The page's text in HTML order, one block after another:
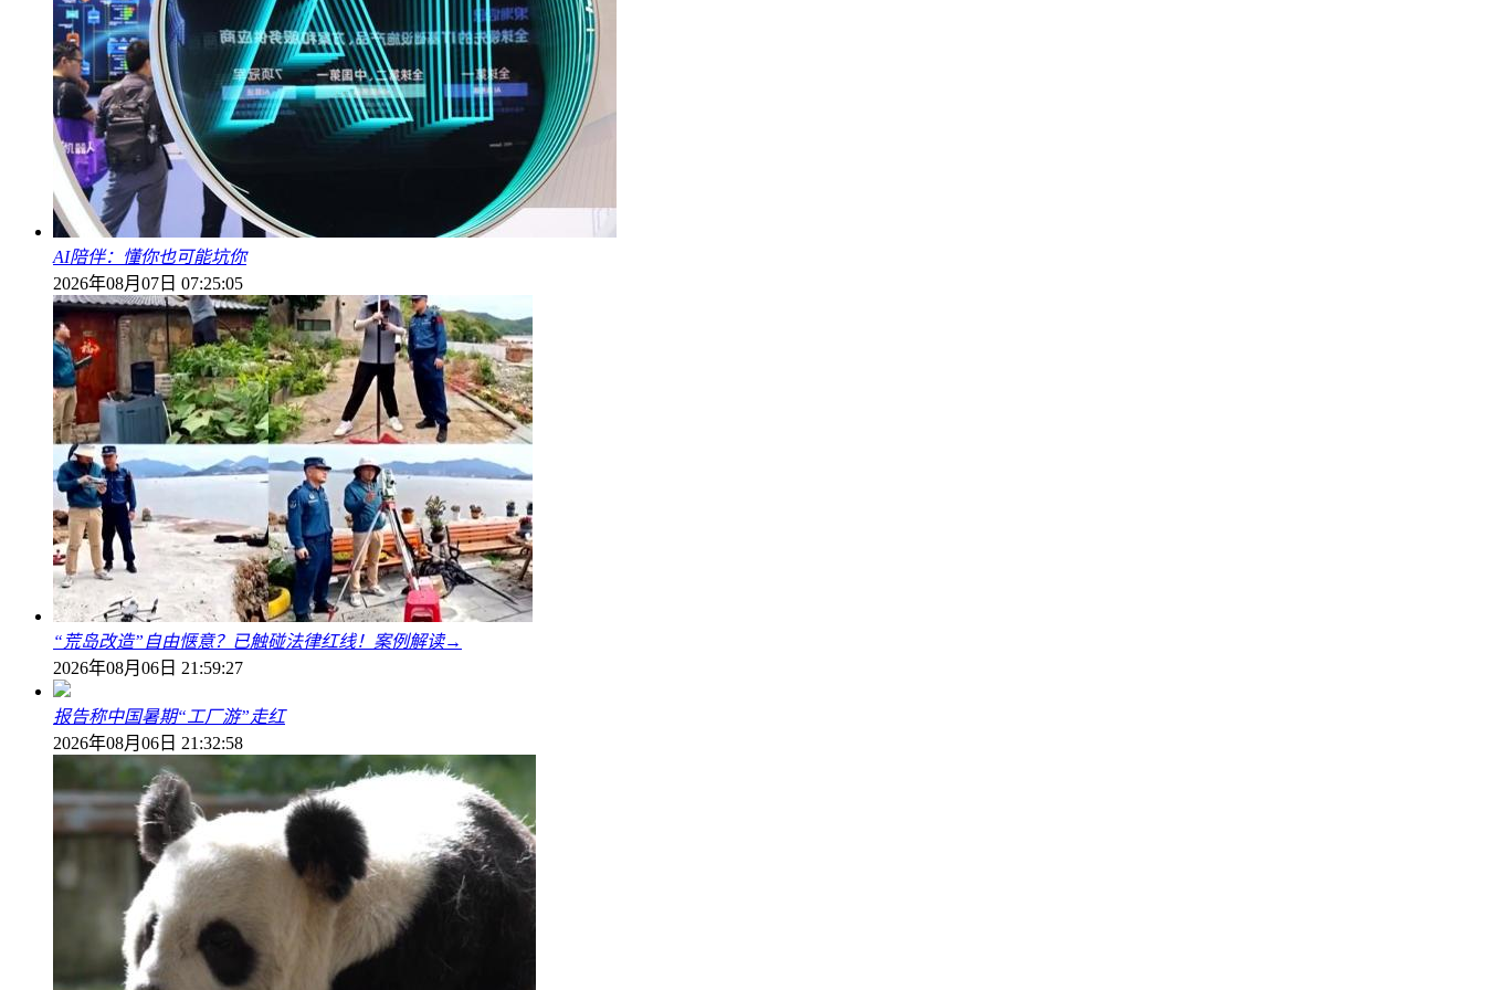
AI陪伴：懂你也可能坑你
2026年08月07日 07:25:05
“荒岛改造”自由惬意？已触碰法律红线！案例解读→
2026年08月06日 21:59:27
报告称中国暑期“工厂游”走红
2026年08月06日 21:32:58